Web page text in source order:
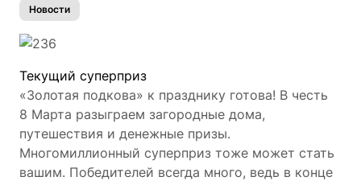
Новости
Текущий суперприз
«Золотая подкова» к празднику готова! В честь
8 Марта разыграем загородные дома,
путешествия и денежные призы.
Многомиллионный суперприз тоже может стать
вашим. Победителей всегда много, ведь в конце